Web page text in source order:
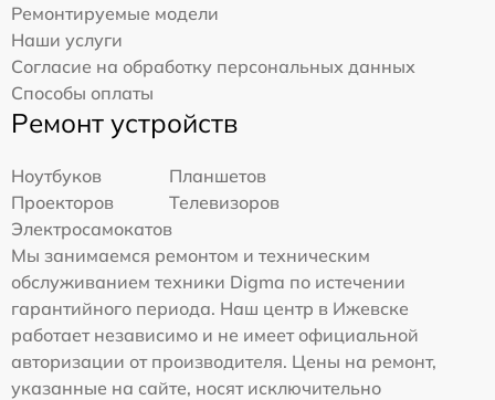
Ремонтируемые модели
Наши услуги
Согласие на обработку персональных данных
Способы оплаты
Ремонт устройств
Ноутбуков
Планшетов
Проекторов
Телевизоров
Электросамокатов
Мы занимаемся ремонтом и техническим
обслуживанием техники Digma по истечении
гарантийного периода. Наш центр в Ижевске
работает независимо и не имеет официальной
авторизации от производителя. Цены на ремонт,
указанные на сайте, носят исключительно